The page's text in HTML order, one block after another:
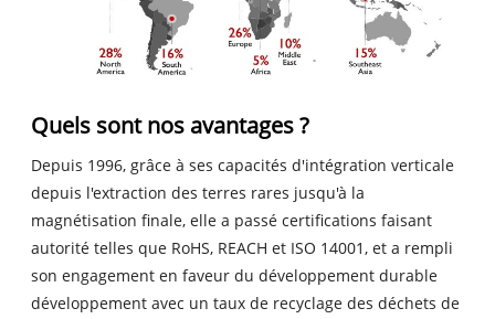
Quels sont nos avantages ?
Depuis 1996, grâce à ses capacités d'intégration verticale
depuis l'extraction des terres rares jusqu'à la
magnétisation finale, elle a passé certifications faisant
autorité telles que RoHS, REACH et ISO 14001, et a rempli
son engagement en faveur du développement durable
développement avec un taux de recyclage des déchets de